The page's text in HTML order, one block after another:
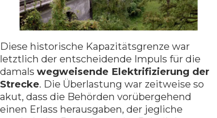
Diese historische Kapazitätsgrenze war
letztlich der entscheidende Impuls für die
damals wegweisende Elektrifizierung der
Strecke. Die Überlastung war zeitweise so
akut, dass die Behörden vorübergehend
einen Erlass herausgaben, der jegliche